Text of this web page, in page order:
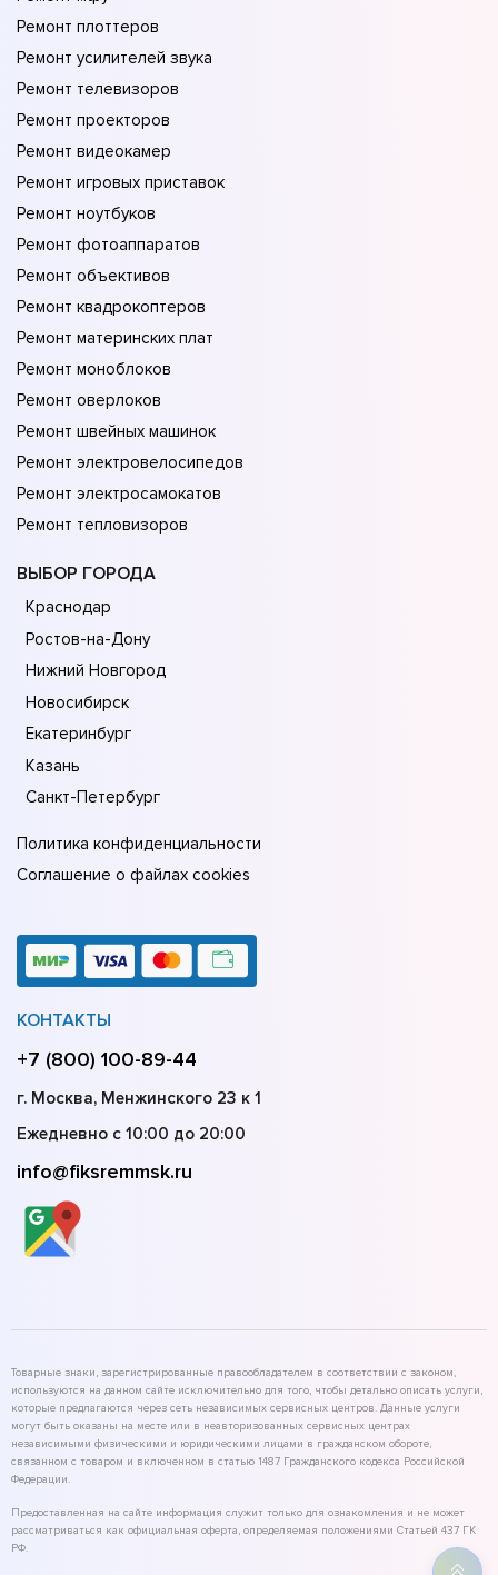
Ремонт плоттеров
Ремонт усилителей звука
Ремонт телевизоров
Ремонт проекторов
Ремонт видеокамер
Ремонт игровых приставок
Ремонт ноутбуков
Ремонт фотоаппаратов
Ремонт объективов
Ремонт квадрокоптеров
Ремонт материнских плат
Ремонт моноблоков
Ремонт оверлоков
Ремонт швейных машинок
Ремонт электровелосипедов
Ремонт электросамокатов
Ремонт тепловизоров
ВЫБОР ГОРОДА
Краснодар
Ростов-на-Дону
Нижний Новгород
Новосибирск
Екатеринбург
Казань
Санкт-Петербург
Политика конфиденциальности
Соглашение о файлах cookies
КОНТАКТЫ
+7 (800) 100-89-44
г. Москва, Менжинского 23 к 1
Ежедневно с 10:00 до 20:00
info@fiksremmsk.ru
Товарные знаки, зарегистрированные правообладателем в соответствии с законом,
используются на данном сайте исключительно для того, чтобы детально описать услуги,
которые предлагаются через сеть независимых сервисных центров. Данные услуги
могут быть оказаны на месте или в неавторизованных сервисных центрах
независимыми физическими и юридическими лицами в гражданском обороте,
связанном с товаром и включенном в статью 1487 Гражданского кодекса Российской
Федерации.
Предоставленная на сайте информация служит только для ознакомления и не может
рассматриваться как официальная оферта, определяемая положениями Статьей 437 ГК
РФ.